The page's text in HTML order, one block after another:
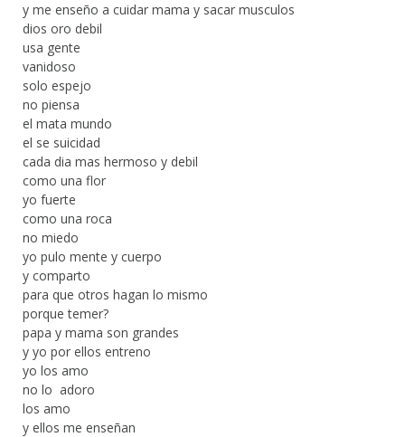
y me enseño a cuidar mama y sacar musculos
dios oro debil
usa gente
vanidoso
solo espejo
no piensa
el mata mundo
el se suicidad
cada dia mas hermoso y debil
como una flor
yo fuerte
como una roca
no miedo
yo pulo mente y cuerpo
y comparto
para que otros hagan lo mismo
porque temer?
papa y mama son grandes
y yo por ellos entreno
yo los amo
no lo adoro
los amo
y ellos me enseñan